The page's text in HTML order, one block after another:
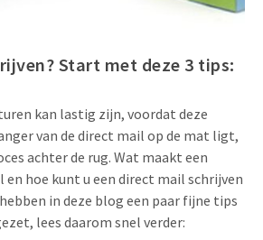
Start met deze 3 tips:
kan lastig zijn, voordat deze
van de direct mail op de mat ligt,
achter de rug. Wat maakt een
en hoe kunt u een direct mail schrijven
in deze blog een paar fijne tips
lees daarom snel verder: